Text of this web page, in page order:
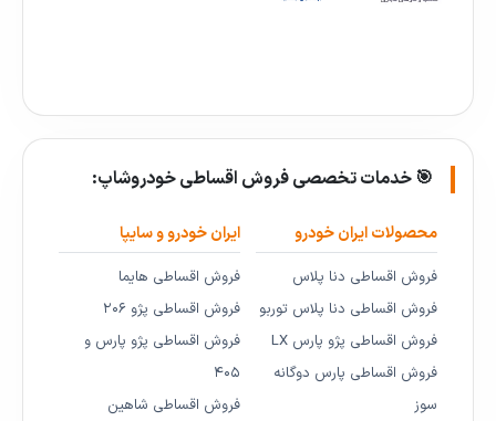
🎯 خدمات تخصصی فروش اقساطی خودروشاپ:
محصولات ایران خودرو
فروش اقساطی دنا پلاس
فروش اقساطی دنا پلاس توربو
فروش اقساطی پژو پارس LX
فروش اقساطی پارس دوگانه
سوز
ایران خودرو و سایپا
فروش اقساطی هایما
فروش اقساطی پژو ۲۰۶
فروش اقساطی پژو پارس و
۴۰۵
فروش اقساطی شاهین